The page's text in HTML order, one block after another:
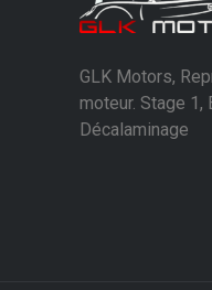
GLK Motors,
moteur. Stage 1,
Décalaminage